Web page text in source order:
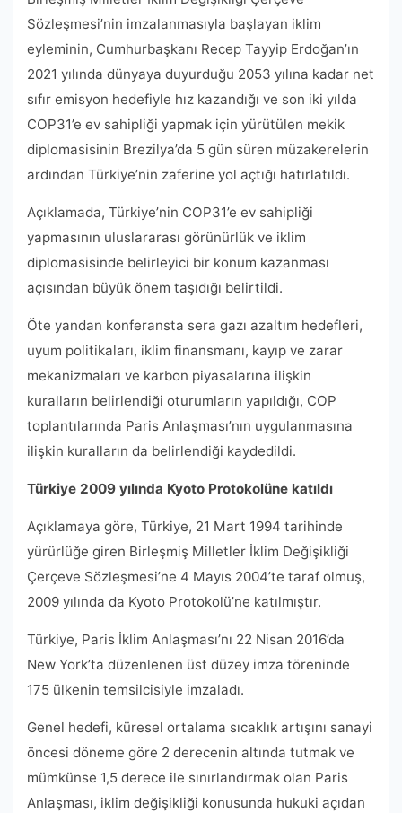
Sözleşmesi’nin imzalanmasıyla başlayan iklim
eyleminin, Cumhurbaşkanı Recep Tayyip Erdoğan’ın
2021 yılında dünyaya duyurduğu 2053 yılına kadar net
sıfır emisyon hedefiyle hız kazandığı ve son iki yılda
COP31’e ev sahipliği yapmak için yürütülen mekik
diplomasisinin Brezilya’da 5 gün süren müzakerelerin
ardından Türkiye’nin zaferine yol açtığı hatırlatıldı.
Açıklamada, Türkiye’nin COP31’e ev sahipliği
yapmasının uluslararası görünürlük ve iklim
diplomasisinde belirleyici bir konum kazanması
açısından büyük önem taşıdığı belirtildi.
Öte yandan konferansta sera gazı azaltım hedefleri,
uyum politikaları, iklim finansmanı, kayıp ve zarar
mekanizmaları ve karbon piyasalarına ilişkin
kuralların belirlendiği oturumların yapıldığı, COP
toplantılarında Paris Anlaşması’nın uygulanmasına
ilişkin kuralların da belirlendiği kaydedildi.
Türkiye 2009 yılında Kyoto Protokolüne katıldı
Açıklamaya göre, Türkiye, 21 Mart 1994 tarihinde
yürürlüğe giren Birleşmiş Milletler İklim Değişikliği
Çerçeve Sözleşmesi’ne 4 Mayıs 2004’te taraf olmuş,
2009 yılında da Kyoto Protokolü’ne katılmıştır.
Türkiye, Paris İklim Anlaşması’nı 22 Nisan 2016’da
New York’ta düzenlenen üst düzey imza töreninde
175 ülkenin temsilcisiyle imzaladı.
Genel hedefi, küresel ortalama sıcaklık artışını sanayi
öncesi döneme göre 2 derecenin altında tutmak ve
mümkünse 1,5 derece ile sınırlandırmak olan Paris
Anlaşması, iklim değişikliği konusunda hukuki açıdan